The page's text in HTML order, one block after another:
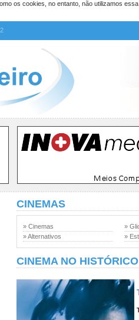
os cookies, no entanto, não utilizamos
CINEMAS
» Cinemas
» Alternativos
»
»
CINEMA NO HISTÓRICO